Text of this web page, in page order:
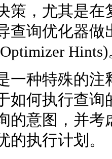
策，尤其是
查询优化器
Hints)
种特殊的注
如何执行查
的意图，并
的执行计划。